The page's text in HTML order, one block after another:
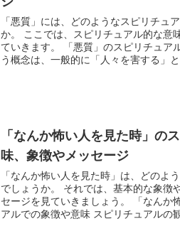
「悪質」には、どのようなスピリチュ
か。 ここでは、スピリチュアル的な意
ていきます。 「悪質」のスピリチュア
う概念は、一般的に「人々を害する」と
「なんか怖い人を見た時」の
味、象徴やメッセージ
「なんか怖い人を見た時」は、どのよ
でしょうか。 それでは、基本的な象徴
セージを見ていきましょう。 「なんか
アルでの象徴や意味 スピリチュアルの